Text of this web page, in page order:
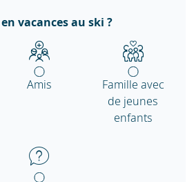
vacances au ski ?
Amis
Famille avec
de jeunes
enfants